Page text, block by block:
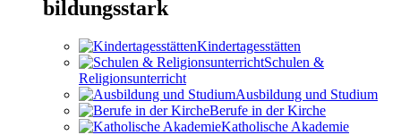
bildungsstark
Kindertagesstätten
Schulen &
Religionsunterricht
Ausbildung und Studium
Berufe in der Kirche
Katholische Akademie